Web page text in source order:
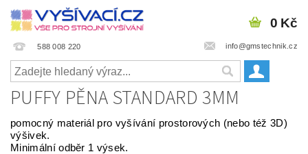
588 008 220 info@gmstechnik.cz
0 Kč
PUFFY PĚNA STANDARD 3MM
pomocný materiál pro vyšívání prostorových (nebo též 3D)
výšivek.
Minimální odběr 1 výsek.